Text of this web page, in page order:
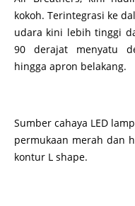
kokoh. Terintegrasi ke
udara kini lebih tinggi
90 derajat menyatu
hingga apron belakang.
Sumber cahaya LED
permukaan merah dan
kontur L shape.